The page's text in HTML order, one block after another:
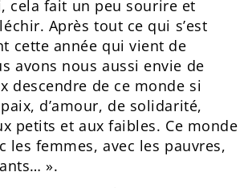
cela fait un peu sourire et
Après tout ce qui s’est
cette année qui vient de
avons nous aussi envie de
descendre de ce monde si
d’amour, de solidarité,
petits et aux faibles. Ce monde
les femmes, avec les pauvres,
».